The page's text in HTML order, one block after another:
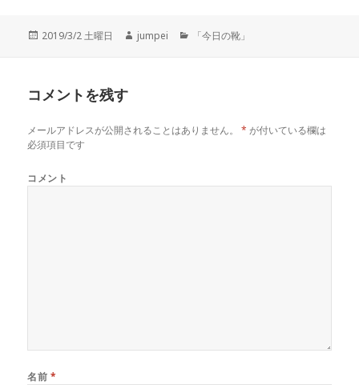
投
2019/3/2 土曜日
作
jumpei
カ
「今日の靴」
コメントを残す
メールアドレスが公開されることはありません。 * が付いている欄は
必須項目です
コメント
名前 *